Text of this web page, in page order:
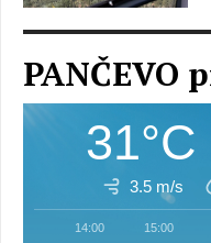
PANČEVO
31°C
3.5 m/s
14:00 15:00